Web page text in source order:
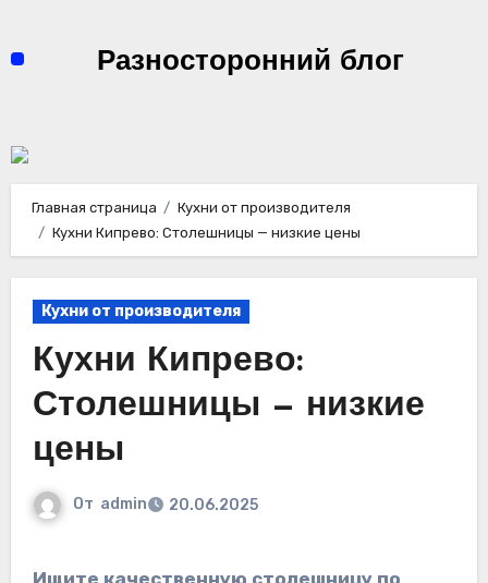
содержимомуРазносторонний блог
Главная страница
Кухни от производителя
Кухни Кипрево: Столешницы — низкие цены
Кухни от производителя
Кухни Кипрево:
Столешницы — низкие
цены
От admin 20.06.2025
Ищите качественную столешницу по